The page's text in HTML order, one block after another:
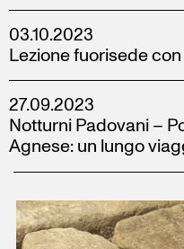
03.10.2023
Lezione fuorisede
27.09.2023
Notturni Padovani –
Agnese: un lungo